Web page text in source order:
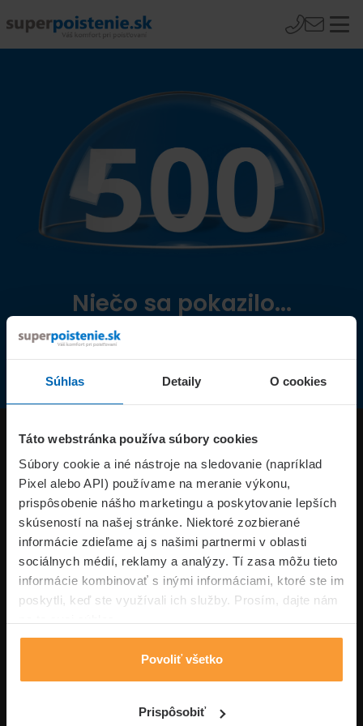
Súhlas Detaily O cookies
Táto webstránka používa súbory cookies
Súbory cookie a iné nástroje na sledovanie (napríklad
Pixel alebo API) používame na meranie výkonu,
prispôsobenie nášho marketingu a poskytovanie lepších
skúseností na našej stránke. Niektoré zozbierané
informácie zdieľame aj s našimi partnermi v oblasti
sociálnych médií, reklamy a analýzy. Tí zasa môžu tieto
informácie kombinovať s inými informáciami, ktoré ste im
poskytli, keď ste využívali ich služby. Prosím, dajte nám
Povoliť všetko
Prispôsobiť
Niečo sa pokazilo...
Přejít na úvodní stránku
Produkty
Superpoistenie.sk
Informácie
Typy poistení
Volajte pon-pia: 09:00–17:00 hod
0850 100 101
Napíšte nám